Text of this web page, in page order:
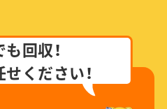
回収！
ください！